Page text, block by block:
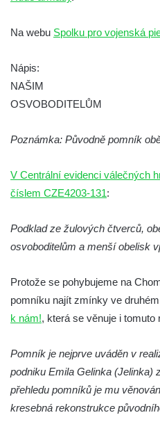
Pomník obětem válek na
Velešíně
Velešíně
Hrob Ludvíka Tůmy na
Pomník obětem 2. světové
u kostela svatého Václava ve
pomníku obětem válek na
Kamarýta ve Velešíně
Pomník obětem 1. a 2.
Pomník obětem 1. a 2.
Hrob Petera Korgera a Petra
Na webu Spolku pro vojenská
Nápis:
NAŠIM
OSVOBODITELŮM
Poznámka: Původně pomník
V Centrální evidenci válečných
číslem CZE4203-131:
Podklad ze žulových čtverců,
osvoboditelům a menší obelisk
Protože se pohybujeme na
pomníku najít zmínky ve
k nám!, která se věnuje i tomuto
Pomník je nejprve uváděn v
podniku Emila Gelinka (Jelinka)
přehledu pomníků je mu
kresebná rekonstrukce